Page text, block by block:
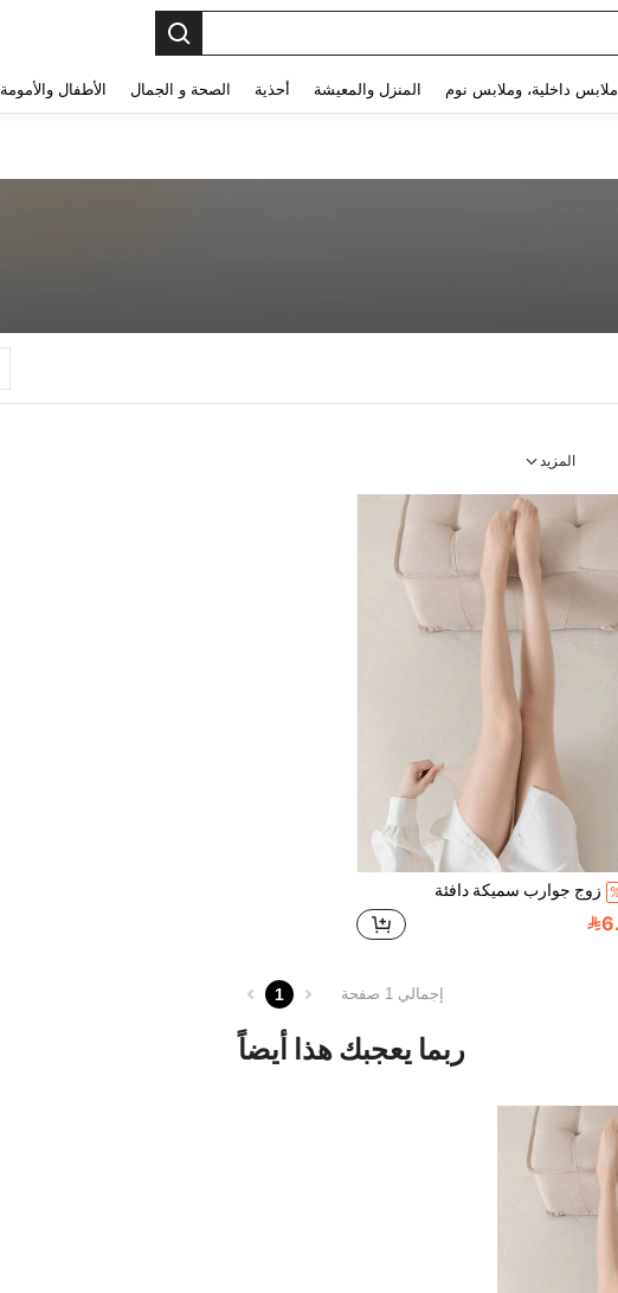
ملابس داخلية، وملابس نوم المنزل والمعيشة أحذية الصحة و الجمال الأطفال والأمومة
المزيد
زوج جوارب سميكة دافئة
إجمالي 1 صفحة 1
ربما يعجبك هذا أيضاً